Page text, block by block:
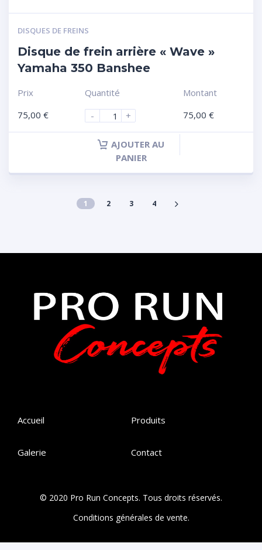
DISQUES DE FREINS
Disque de frein arrière « Wave »
Yamaha 350 Banshee
Prix
75,00 €
Quantité
-
+
Montant
75,00 €
AJOUTER AU
PANIER
1 2 3 4
Accueil Produits
Galerie Contact
© 2020 Pro Run Concepts. Tous droits réservés.
Conditions générales de vente.